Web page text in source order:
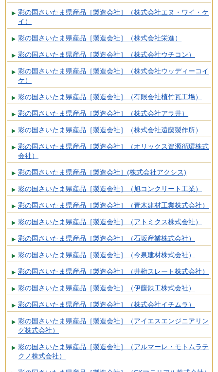
彩の国さいたま県産品［製造会社］（株式会社エヌ・ワイ・ケ
イ）
彩の国さいたま県産品［製造会社］（株式会社栄進）
彩の国さいたま県産品［製造会社］（株式会社ウチコン）
彩の国さいたま県産品［製造会社］（株式会社ウッディーコイ
ケ）
彩の国さいたま県産品［製造会社］（有限会社植竹瓦工場）
彩の国さいたま県産品［製造会社］（株式会社アラ井）
彩の国さいたま県産品［製造会社］（株式会社遠藤製作所）
彩の国さいたま県産品［製造会社］（オリックス資源循環株式
会社）
彩の国さいたま県産品［製造会社］(株式会社アクシス)
彩の国さいたま県産品［製造会社］（旭コンクリート工業）
彩の国さいたま県産品［製造会社］（青木建材工業株式会社）
彩の国さいたま県産品［製造会社］（アトミクス株式会社）
彩の国さいたま県産品［製造会社］（石坂産業株式会社）
彩の国さいたま県産品［製造会社］（今泉建材株式会社）
彩の国さいたま県産品［製造会社］（井桁スレート株式会社）
彩の国さいたま県産品［製造会社］（伊藤鉄工株式会社）
彩の国さいたま県産品［製造会社］（株式会社イチムラ）
彩の国さいたま県産品［製造会社］（アイエスエンジニアリン
グ株式会社）
彩の国さいたま県産品［製造会社］（アルマーレ・モトムラテ
クノ株式会社）